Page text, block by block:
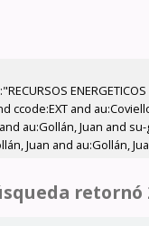
ccode:EXT and
au:Gollán, Juan and
Juan and au:Gollán,
retornó